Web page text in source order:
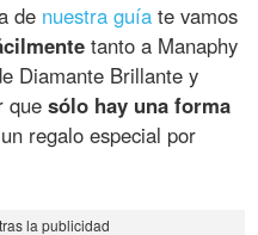
de nuestra guía te vamos
tanto a Manaphy
Diamante Brillante y
quesólo hay una forma
regalo especial por